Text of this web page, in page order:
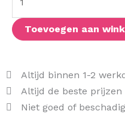
Toevoegen aan
Altijd binnen 1-2
Altijd de beste prijzen
Niet goed of